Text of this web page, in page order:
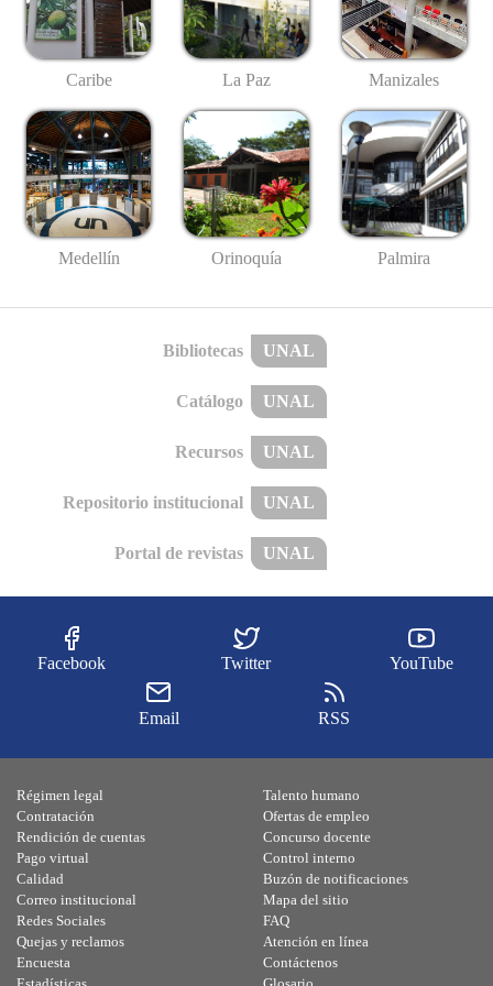
Caribe La Paz Manizales
Medellín Orinoquía Palmira
Bibliotecas UNAL
Catálogo UNAL
Recursos UNAL
Repositorio institucional UNAL
Portal de revistas UNAL
Facebook Twitter YouTube
Email RSS
Régimen legal
Contratación
Rendición de cuentas
Pago virtual
Calidad
Talento humano
Ofertas de empleo
Concurso docente
Control interno
Buzón de notificaciones
Correo institucional
Redes Sociales
Quejas y reclamos
Encuesta
Mapa del sitio
FAQ
Atención en línea
Contáctenos